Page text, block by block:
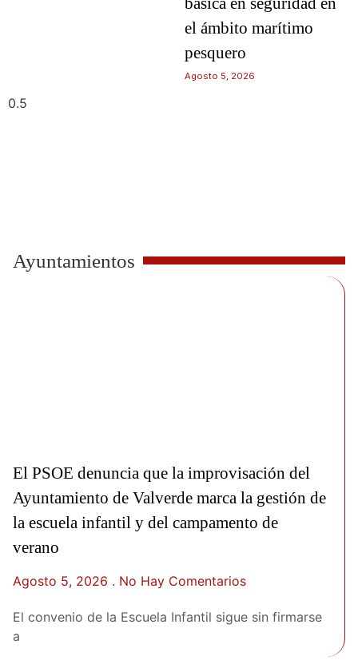
el ámbito marítimo
pesquero
Agosto 5, 2026
Ayuntamientos
El PSOE denuncia que la improvisación del
Ayuntamiento de Valverde marca la gestión de
la escuela infantil y del campamento de
verano
Agosto 5, 2026 No Hay Comentarios
El convenio de la Escuela Infantil sigue sin firmarse
a